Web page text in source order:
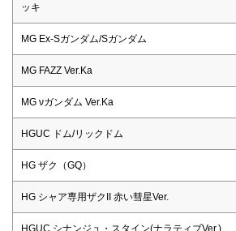
ッキ
MG Ex-Sガンダム/Sガンダム
MG FAZZ Ver.Ka
MG νガンダム Ver.Ka
HGUC ドム/リックドム
HG ザク（GQ）
HG シャア専用ザクII 赤い彗星Ver.
HGUC シナンジュ・スタイン(ナラティブVer.)